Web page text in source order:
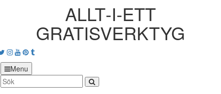
ALLT‑I‑ETT
GRATISVERKTYG
Twitter
Instagram
Youtube
Pinterest
tumblr
Menu